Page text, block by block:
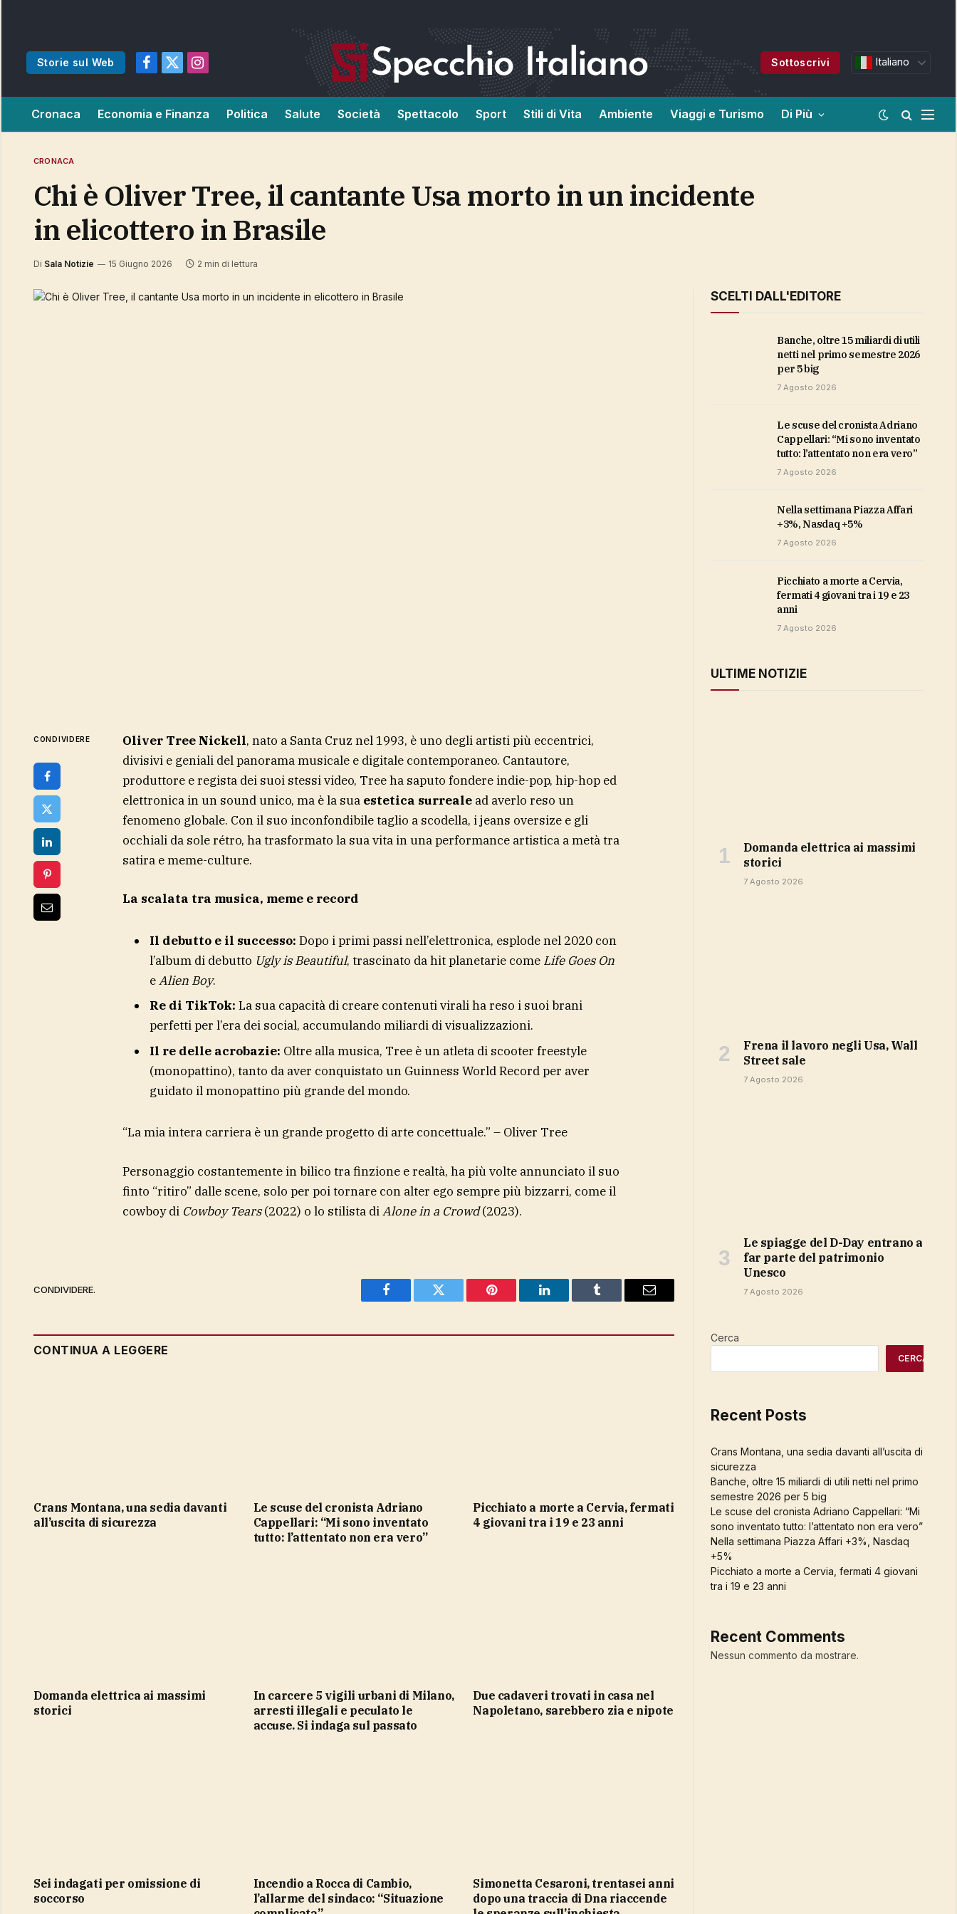
Storie sul Web
Facebook
X
Instagram
Sottoscrivi Italiano
Cronaca Economia e Finanza Politica Salute Società Spettacolo Sport Stili di Vita Ambiente Viaggi e Turismo Di Più
CRONACA
Chi è Oliver Tree, il cantante Usa morto in un incidente
in elicottero in Brasile
Di Sala Notizie 15 Giugno 2026 2 min di lettura
CONDIVIDERE Oliver Tree Nickell, nato a Santa Cruz nel 1993, è uno degli artisti più eccentrici,
divisivi e geniali del panorama musicale e digitale contemporaneo. Cantautore,
produttore e regista dei suoi stessi video, Tree ha saputo fondere indie-pop, hip-hop ed
elettronica in un sound unico, ma è la sua estetica surrealead averlo reso un
fenomeno globale. Con il suo inconfondibile taglio a scodella, i jeans oversize e gli
occhiali da sole rétro, ha trasformato la sua vita in una performance artistica a metà tra
satira e meme-culture.
La scalata tra musica, meme e record
Il debutto e il successo: Dopo i primi passi nell’elettronica, esplode nel 2020 con
l’album di debutto Ugly is Beautiful, trascinato da hit planetarie come Life Goes On
eAlien Boy.
Re di TikTok: La sua capacità di creare contenuti virali ha reso i suoi brani
perfetti per l’era dei social, accumulando miliardi di visualizzazioni.
Il re delle acrobazie: Oltre alla musica, Tree è un atleta di scooter freestyle
(monopattino), tanto da aver conquistato un Guinness World Record per aver
guidato il monopattino più grande del mondo.
“La mia intera carriera è un grande progetto di arte concettuale.” – Oliver Tree
Personaggio costantemente in bilico tra finzione e realtà, ha più volte annunciato il suo
finto “ritiro” dalle scene, solo per poi tornare con alter ego sempre più bizzarri, come il
cowboy di Cowboy Tears(2022) o lo stilista diAlone in a Crowd(2023).
CONDIVIDERE.
Facebook Twitter Pinterest LinkedIn Tumblr Email
CONTINUA A LEGGERE
Crans Montana, una sedia davanti
all’uscita di sicurezza
Le scuse del cronista Adriano
Cappellari: “Mi sono inventato
tutto: l’attentato non era vero”
Picchiato a morte a Cervia, fermati
4 giovani tra i 19 e 23 anni
domanda elettrica ai massimi
storici
In carcere 5 vigili urbani di Milano,
arresti illegali e peculato le
accuse. Si indaga sul passato
Due cadaveri trovati in casa nel
Napoletano, sarebbero zia e nipote
sei indagati per omissione di
soccorso
Incendio a Rocca di Cambio,
l’allarme del sindaco: “Situazione
Simonetta Cesaroni, trentasei anni
dopo una traccia di Dna riaccende
SCELTI DALL'EDITORE
Banche, oltre 15 miliardi di utili
netti nel primo semestre 2026
per 5 big
7 Agosto 2026
Le scuse del cronista Adriano
Cappellari: “Mi sono inventato
tutto: l’attentato non era vero”
7 Agosto 2026
Nella settimana Piazza Affari
+3%, Nasdaq +5%
7 Agosto 2026
Picchiato a morte a Cervia,
fermati 4 giovani tra i 19 e 23
anni
7 Agosto 2026
ULTIME NOTIZIE
domanda elettrica ai massimi
storici
7 Agosto 2026
Frena il lavoro negli Usa, Wall
Street sale
7 Agosto 2026
Le spiagge del D-Day entrano a
far parte del patrimonio
Unesco
7 Agosto 2026
Cerca
CERCA
Recent Posts
Crans Montana, una sedia davanti all’uscita di
sicurezza
Banche, oltre 15 miliardi di utili netti nel primo
semestre 2026 per 5 big
Le scuse del cronista Adriano Cappellari: “Mi
sono inventato tutto: l’attentato non era vero”
Nella settimana Piazza Affari +3%, Nasdaq
+5%
Picchiato a morte a Cervia, fermati 4 giovani
tra i 19 e 23 anni
Recent Comments
Nessun commento da mostrare.